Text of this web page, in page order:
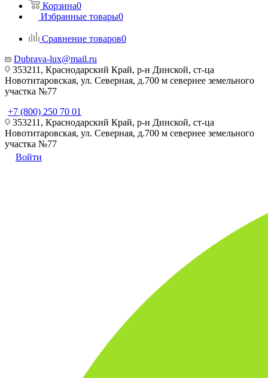
Корзина0
Избранные товары0
Сравнение товаров0
Dubrava-lux@mail.ru
353211, Краснодарский Край, р-н Динской, ст-ца
Новотитаровская, ул. Северная, д.700 м севернее земельного
участка №77
+7 (800) 250 70 01
353211, Краснодарский Край, р-н Динской, ст-ца
Новотитаровская, ул. Северная, д.700 м севернее земельного
участка №77
Войти